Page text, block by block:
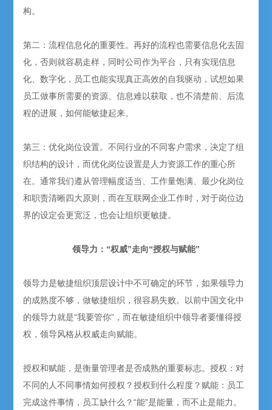
构。
第二：流程信息化的重要性。再好的流程也需要信息化去固
化，否则就容易走样，同时公司作为平台，只有实现信息
化、数字化，员工也能实现真正高效的自我驱动，试想如果
员工做事所需要的资源、信息难以获取，也不清楚前、后流
程的进展，如何能敏捷起来。
第三：优化岗位设置。不同行业的不同客户需求，决定了组
织结构的设计，而优化岗位设置是人力资源工作的重心所
在。通常我们遵从管理幅度适当、工作量饱满、最少化岗位
和职责清晰四大原则，而在互联网企业工作时，对于岗位边
界的设定会更宽泛，也会让组织更敏捷。
领导力：“权威”走向“授权与赋能”
领导力是敏捷组织顶层设计中不可确定的环节，如果领导力
的成熟度不够，做敏捷组织，很容易失败。以前中国文化中
的领导力就是“我要管你”，而在敏捷组织中领导者要懂得授
权，领导风格从权威走向赋能。
授权和赋能，是衡量管理者是否成熟的重要标志。授权：对
不同的人不同事情如何授权？授权到什么程度？赋能：员工
完成这件事情，员工缺什么？“能”是能量，而不止是能力。